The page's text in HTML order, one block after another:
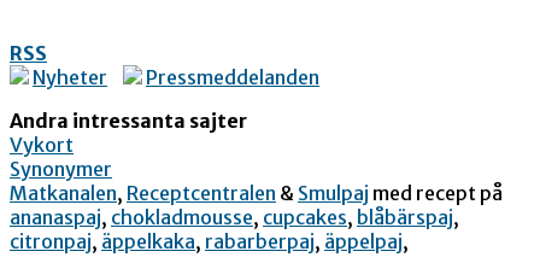
RSS
Nyheter
Pressmeddelanden
Andra intressanta sajter
Vykort
Synonymer
Matkanalen, Receptcentralen & Smulpaj med recept på
ananaspaj, chokladmousse, cupcakes, blåbärspaj,
citronpaj, äppelkaka, rabarberpaj, äppelpaj,